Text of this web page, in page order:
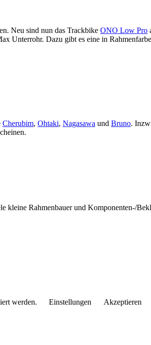
Neu sind nun das Trackbike ONO Low Pro
Unterrohr. Dazu gibt es eine in
Cherubim, Ohtaki, Nagasawa und Bruno.
Rahmenbauer und Komponenten-/
werden.
Einstellungen
Akzeptieren